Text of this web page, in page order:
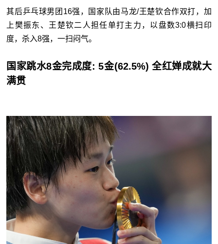
其后乒乓球男团16强，国家队由马龙/王楚钦合作双打，加
上樊振东、王楚钦二人担任单打主力，以盘数3:0横扫印
度，杀入8强，一扫闷气。
国家跳水8金完成度: 5金(62.5%) 全红婵成就大
满贯